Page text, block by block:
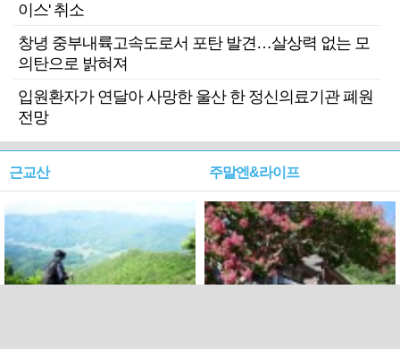
이스' 취소
창녕 중부내륙고속도로서 포탄 발견…살상력 없는 모
의탄으로 밝혀져
입원환자가 연달아 사망한 울산 한 정신의료기관 폐원
전망
근교산 주말엔&라이프